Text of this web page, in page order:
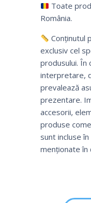
Toate
România.
Conținutul
exclusiv cel
produsului. În
interpretare,
prevalează
prezentare.
accesorii,
produse
sunt incluse
menționate în